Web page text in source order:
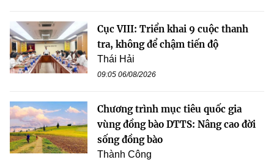
Cục VIII: Triển khai 9 cuộc thanh
tra, không để chậm tiến độ
Thái Hải
09:05 06/08/2026
Chương trình mục tiêu quốc gia
vùng đồng bào DTTS: Nâng cao đời
sống đồng bào
Thành Công